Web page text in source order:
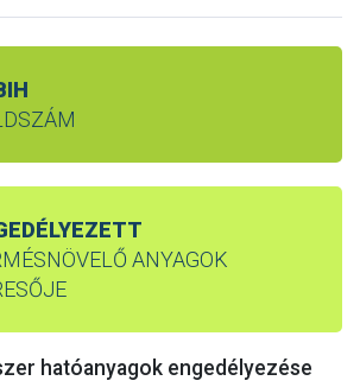
ANYAGOK
hatóanyagok engedélyezése